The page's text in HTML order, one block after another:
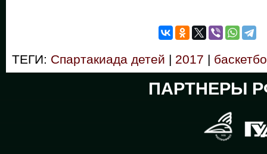
ТЕГИ: Спартакиада детей | 2017 |
ПАРТНЕРЫ